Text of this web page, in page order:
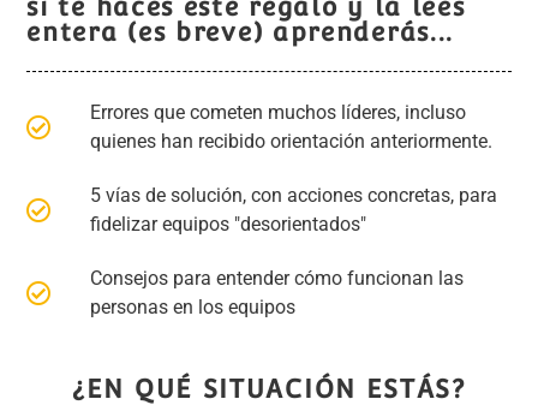
si te haces este regalo y la lees
entera (es breve) aprenderás...
Errores que cometen muchos líderes, incluso
quienes han recibido orientación anteriormente.
5 vías de solución, con acciones concretas, para
fidelizar equipos "desorientados"
Consejos para entender cómo funcionan las
personas en los equipos
¿EN QUÉ SITUACIÓN ESTÁS?